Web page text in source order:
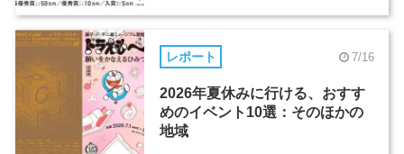
レポート 7/16
2026年夏休みに行ける、おすす
めのイベント10選：そのほかの
地域